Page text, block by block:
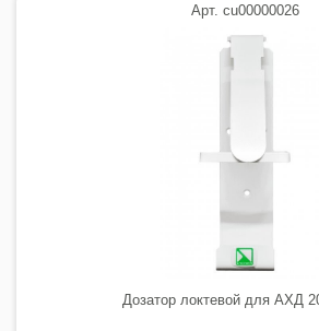
Арт. cu00000026
Дозатор локтевой для АХД